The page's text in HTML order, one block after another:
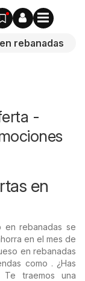
-
en
en rebanadas se
en el mes de
en rebanadas
como . ¿Has
Te traemos una